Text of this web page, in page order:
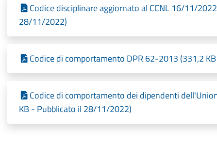
Codice disciplinare aggiornato al CCNL 16/11/
28/11/2022)
Codice di comportamento DPR 62-2013 (331,2
Codice di comportamento dei dipendenti
KB - Pubblicato il 28/11/2022)